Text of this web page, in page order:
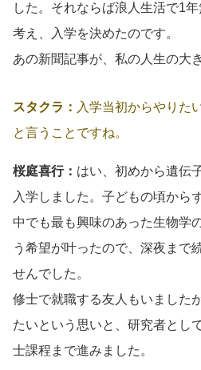
した。それならば浪人生活で1
考え、入学を決めたのです。
あの新聞記事が、私の人生の大
スタクラ： 入学当初からやりた
と言うことですね。
桜庭喜行： はい、初めから遺伝
入学しました。子どもの頃から
中でも最も興味のあった生物学
う希望が叶ったので、深夜まで
せんでした。
修士で就職する友人もいました
たいという思いと、研究者とし
士課程まで進みました。